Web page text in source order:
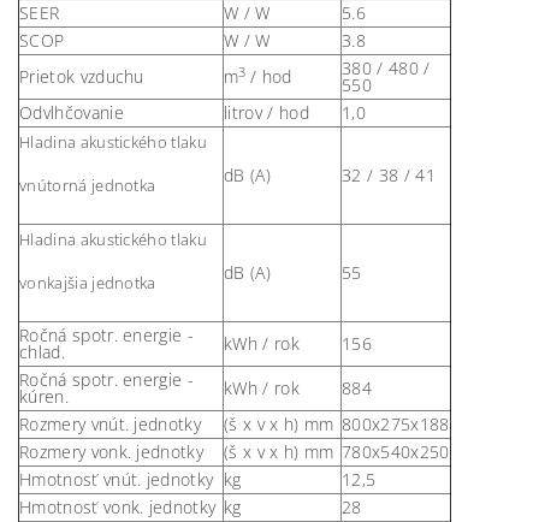
SEER
W / W
5.6
SCOP
W / W
3.8
Prietok vzduchu
m3 / hod 380 / 480 /
550
Odvlhčovanie
litrov / hod 1,0
Hladina akustického tlaku
vnútorná jednotka
dB (A) 32 / 38 / 41
Hladina akustického tlaku
vonkajšia jednotka
dB (A) 55
Ročná spotr. energie -
chlad. kWh / rok
156
Ročná spotr. energie -
kúren. kWh / rok
884
Rozmery vnút. jednotky
(š x v x h) mm 800x275x188
Rozmery vonk. jednotky
(š x v x h) mm 780x540x250
Hmotnosť vnút. jednotky kg
12,5
Hmotnosť vonk. jednotky kg
28